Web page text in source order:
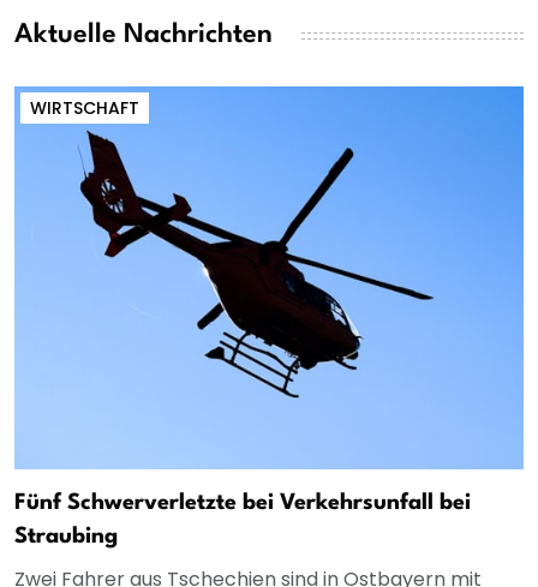
Aktuelle Nachrichten
WIRTSCHAFT
Fünf Schwerverletzte bei Verkehrsunfall bei
Straubing
Zwei Fahrer aus Tschechien sind in Ostbayern mit